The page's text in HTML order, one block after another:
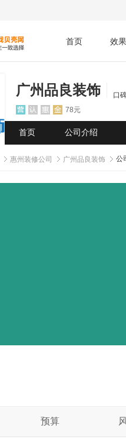
首页 效
广州品良装饰
口
78元
首页 公司介绍
惠州装修公司 广州品良装饰 公
预算